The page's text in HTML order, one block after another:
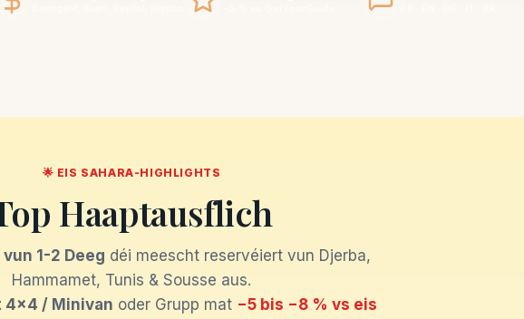
🌟 EIS SAHARA-HIGHLIGHTS
Haaptausflich
1-2 Deeg déi meescht reservéiert vun Djerba,
Hammamet, Tunis & Sousse aus.
4×4 / Minivan oder Grupp mat −5 bis −8 % vs eis